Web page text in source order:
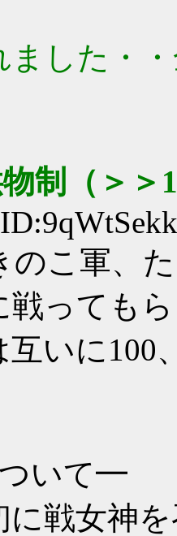
ました・
制（＞＞
のこ軍、
戦っても
互いに100
いて━
に戦女神